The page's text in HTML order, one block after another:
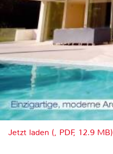
Jetzt laden (, PDF, 12.9 MB)